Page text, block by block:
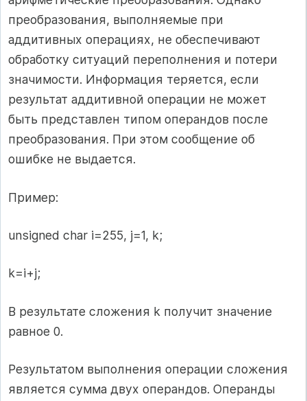
преобразования, выполняемые при
аддитивных операциях, не обеспечивают
обработку ситуаций переполнения и потери
значимости. Информация теряется, если
результат аддитивной операции не может
быть представлен типом операндов после
преобразования. При этом сообщение об
ошибке не выдается.
Пример:
unsigned char i=255, j=1, k;
k=i+j;
В результате сложения k получит значение
равное 0.
Результатом выполнения операции сложения
является сумма двух операндов. Операнды